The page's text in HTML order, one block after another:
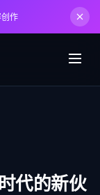
作
代的新伙